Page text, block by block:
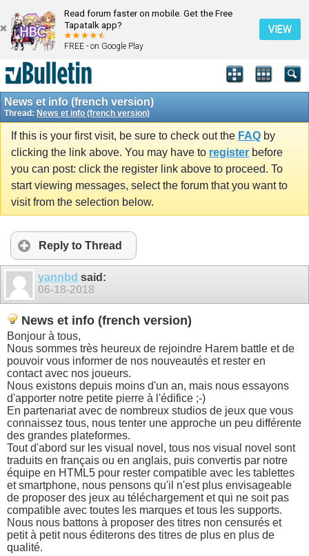
Read forum faster on mobile. Get the Free
Tapatalk app?
FREE - on Google Play
VIEW
News et info (french version)
Thread: News et info (french version)
If this is your first visit, be sure to check out the FAQ by
clicking the link above. You may have to register before
you can post: click the register link above to proceed. To
start viewing messages, select the forum that you want to
visit from the selection below.
Reply to Thread
yannbd said:
06-18-2018
News et info (french version)
Bonjour à tous,
Nous sommes très heureux de rejoindre Harem battle et de
pouvoir vous informer de nos nouveautés et rester en
contact avec nos joueurs.
Nous existons depuis moins d'un an, mais nous essayons
d'apporter notre petite pierre à l'édifice ;-)
En partenariat avec de nombreux studios de jeux que vous
connaissez tous, nous tenter une approche un peu différente
des grandes plateformes.
Tout d'abord sur les visual novel, tous nos visual novel sont
traduits en français ou en anglais, puis convertis par notre
équipe en HTML5 pour rester compatible avec les tablettes
et smartphone, nous pensons qu'il n'est plus envisageable
de proposer des jeux au téléchargement et qui ne soit pas
compatible avec toutes les marques et tous les supports.
Nous nous battons à proposer des titres non censurés et
petit à petit nous éditerons des titres de plus en plus de
qualité.